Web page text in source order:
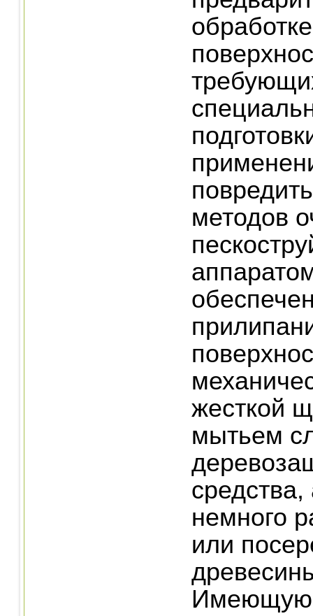
методов
жесткой
мытьем
немного
или